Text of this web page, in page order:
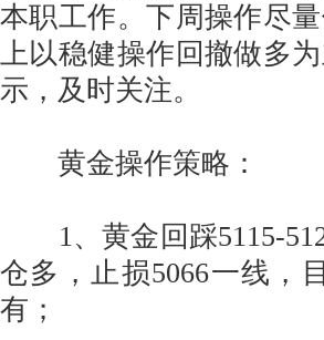
本职工作。下周操作尽
上以稳健操作回撤做多
示，及时关注。
黄金操作策略：
1、黄金回踩5115-
仓多，止损5066一线，
有；